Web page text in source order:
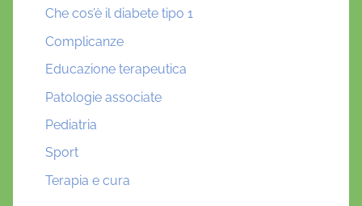
Che cos’è il diabete tipo 1
Complicanze
Educazione terapeutica
Patologie associate
Pediatria
Sport
Terapia e cura